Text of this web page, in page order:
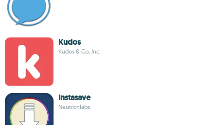
Kudos
Kudos & Co, Inc.
Instasave
Neutronlabs